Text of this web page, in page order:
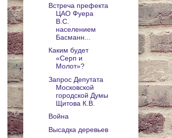
Встреча префекта
ЦАО Фуера
В.С.
населением
Басманн...
Каким будет
«Серп и
Молот»?
Запрос Депутата
Московской
городской Думы
Щитова К.В.
Война
Высадка деревьев